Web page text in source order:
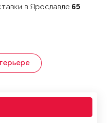
в Ярославле 65